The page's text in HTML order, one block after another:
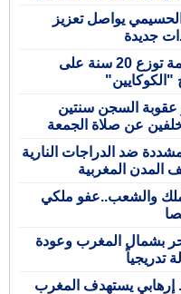
يواصل تعزيز
جديدة
ابتدائية الحسيمة توزع 20 سنة على
"الكوكايين"
عقوبة السجن سنتين
عن صلاة الجمعة
ضد الدراجات النارية
المدن المغربية
والشعب..عفو ملكي
بشمال المغرب وعودة
تدريجياً
يستهدف المغرب